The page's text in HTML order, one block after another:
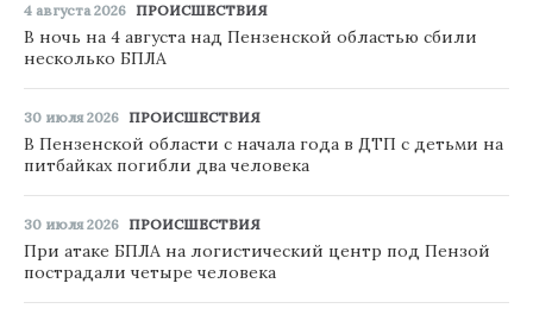
4 августа 2026 ПРОИСШЕСТВИЯ
В ночь на 4 августа над Пензенской областью сбили
несколько БПЛА
30 июля 2026 ПРОИСШЕСТВИЯ
В Пензенской области с начала года в ДТП с детьми на
питбайках погибли два человека
30 июля 2026 ПРОИСШЕСТВИЯ
При атаке БПЛА на логистический центр под Пензой
пострадали четыре человека